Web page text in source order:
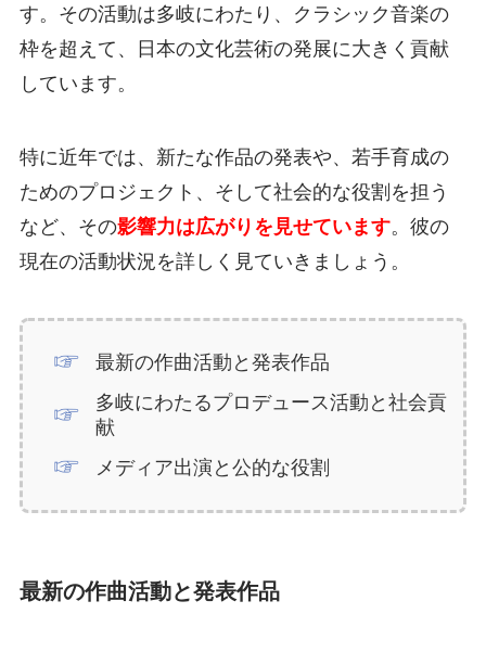
す。その活動は多岐にわたり、クラシック音楽の
枠を超えて、日本の文化芸術の発展に大きく貢献
しています。
特に近年では、新たな作品の発表や、若手育成の
ためのプロジェクト、そして社会的な役割を担う
など、その影響力は広がりを見せています。彼の
現在の活動状況を詳しく見ていきましょう。
最新の作曲活動と発表作品
多岐にわたるプロデュース活動と社会貢
献
メディア出演と公的な役割
最新の作曲活動と発表作品